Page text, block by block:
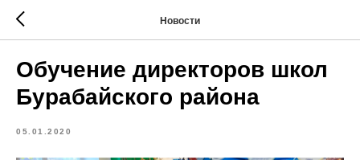
Новости
Обучение директоров школ
Бурабайского района
05.01.2020